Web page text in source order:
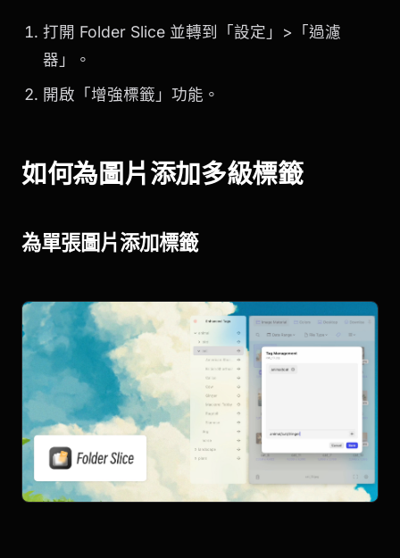
打開 Folder Slice 並轉到「設定」>「過濾
器」。
開啟「增強標籤」功能。
如何為圖片添加多級標籤
為單張圖片添加標籤